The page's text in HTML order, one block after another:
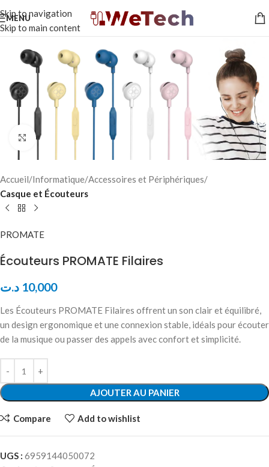
Skip to navigation
Skip to main content
MENU
Click to enlarge
Accueil Informatique Accessoires et Périphériques
Casque et Écouteurs
PROMATE
Écouteurs PROMATE Filaires
10,000 د.ت
Les Écouteurs PROMATE Filaires offrent un son clair et équilibré,
un design ergonomique et une connexion stable, idéals pour écouter
de la musique ou passer des appels avec confort et simplicité.
AJOUTER AU PANIER
Compare Add to wishlist
UGS : 6959144050072